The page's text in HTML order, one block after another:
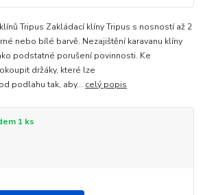
Tripus Zakládací klíny Tripus s nosností až 2
nebo bílé barvě. Nezajištění karavanu klíny
podstatné porušení povinnosti. Ke
držáky, které lze
podlahu tak, aby... celý popis
1 ks